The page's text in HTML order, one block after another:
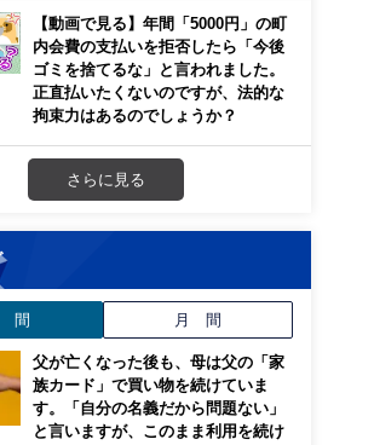
【動画で見る】年間「5000円」の町
内会費の支払いを拒否したら「今後
ゴミを捨てるな」と言われました。
正直払いたくないのですが、法的な
拘束力はあるのでしょうか？
さらに見る
間 月 間
父が亡くなった後も、母は父の「家
族カード」で買い物を続けていま
す。「自分の名義だから問題ない」
と言いますが、このまま利用を続け